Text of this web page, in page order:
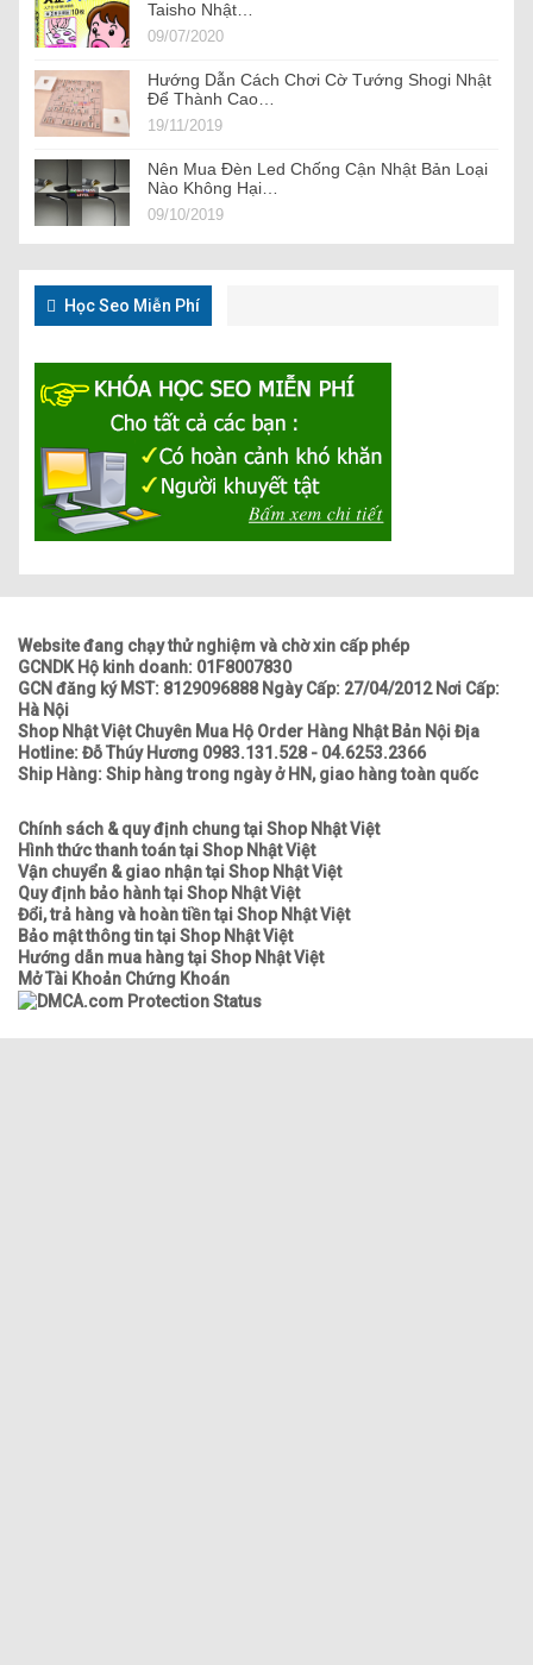
Taisho Nhật…
09/07/2020
Hướng Dẫn Cách Chơi Cờ Tướng Shogi Nhật
Để Thành Cao…
19/11/2019
Nên Mua Đèn Led Chống Cận Nhật Bản Loại
Nào Không Hại…
09/10/2019
Học Seo Miễn Phí
Website đang chạy thử nghiệm và chờ xin cấp phép
GCNDK Hộ kinh doanh: 01F8007830
GCN đăng ký MST: 8129096888 Ngày Cấp: 27/04/2012 Nơi Cấp:
Hà Nội
Shop Nhật Việt Chuyên Mua Hộ Order Hàng Nhật Bản Nội Địa
Hotline: Đỗ Thúy Hương 0983.131.528 - 04.6253.2366
Ship Hàng: Ship hàng trong ngày ở HN, giao hàng toàn quốc
Chính sách & quy định chung tại Shop Nhật Việt
Hình thức thanh toán tại Shop Nhật Việt
Vận chuyển & giao nhận tại Shop Nhật Việt
Quy định bảo hành tại Shop Nhật Việt
Đổi, trả hàng và hoàn tiền tại Shop Nhật Việt
Bảo mật thông tin tại Shop Nhật Việt
Hướng dẫn mua hàng tại Shop Nhật Việt
Mở Tài Khoản Chứng Khoán